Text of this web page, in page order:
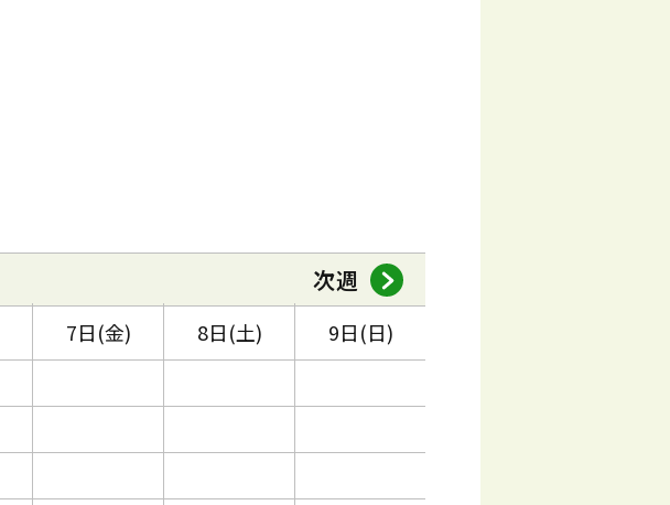
次週
7日(金) 8日(土) 9日(日)